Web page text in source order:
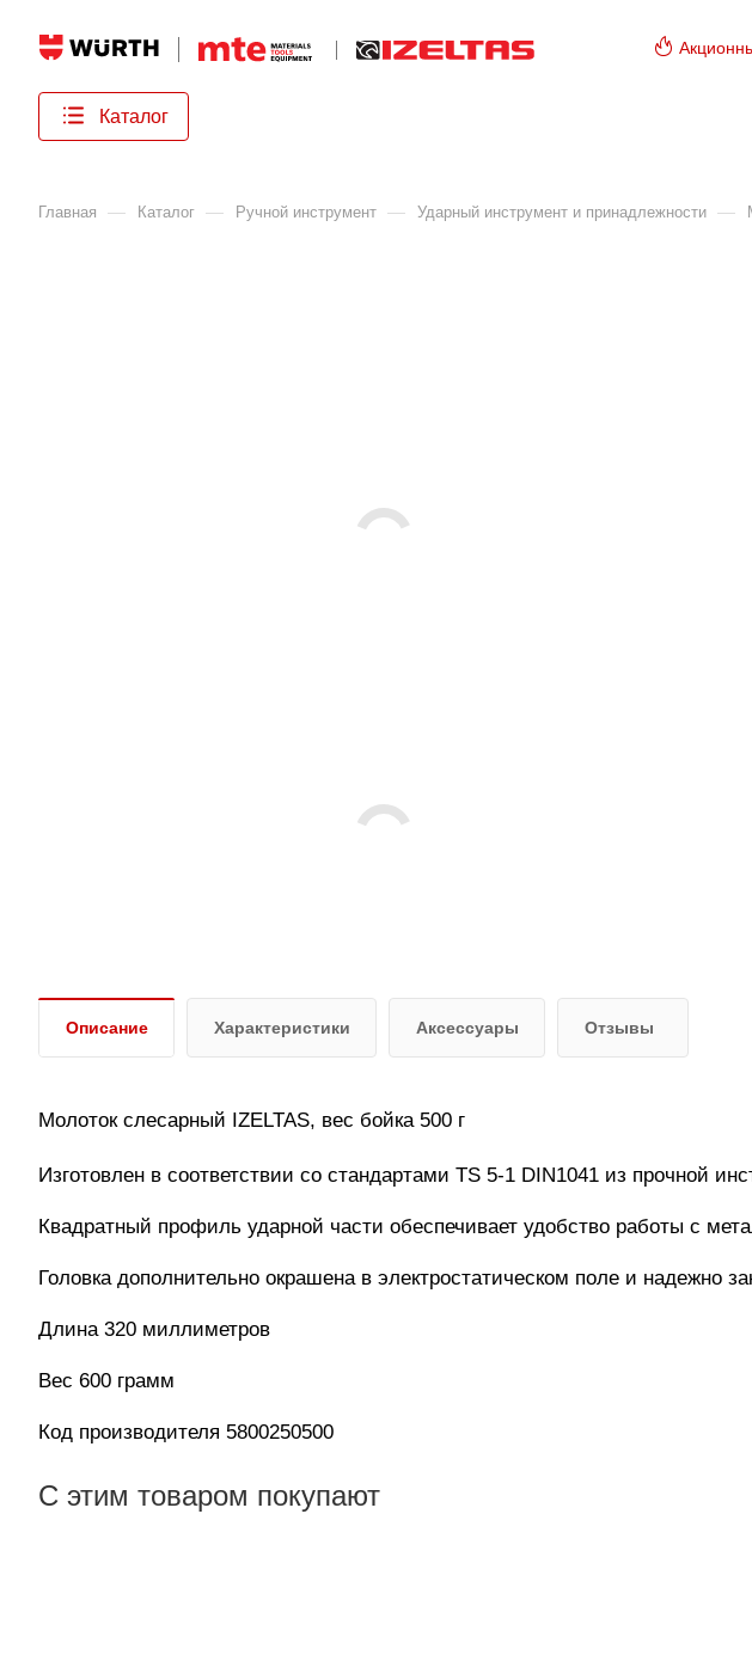
Каталог
Главная
— Каталог — Ручной инструмент — Ударный инструмент и принадлежности —
Описание Характеристики Аксессуары Отзывы
Молоток слесарный IZELTAS, вес бойка 500 г
Изготовлен в соответствии со стандартами TS 5-1 DIN1041 из прочной
Квадратный профиль ударной части обеспечивает удобство работы с
Головка дополнительно окрашена в электростатическом поле и надежно
Длина 320 миллиметров
Вес 600 грамм
Код производителя 5800250500
С этим товаром покупают